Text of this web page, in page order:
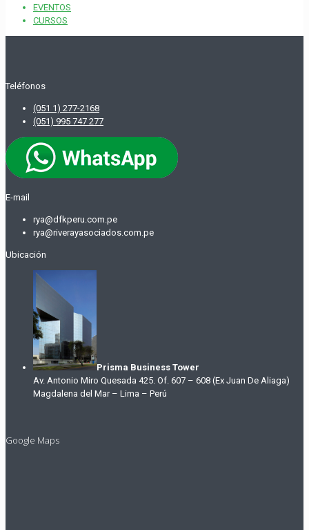
EVENTOS
CURSOS
Teléfonos
(051 1) 277-2168
(051) 995 747 277
E-mail
rya@dfkperu.com.pe
rya@riverayasociados.com.pe
Ubicación
Prisma Business Tower
Av. Antonio Miro Quesada 425. Of. 607 – 608 (Ex Juan De Aliaga)
Magdalena del Mar – Lima – Perú
Google Maps